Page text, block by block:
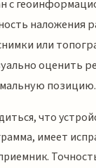
с
наложения
или
оценить
позицию.
что
имеет